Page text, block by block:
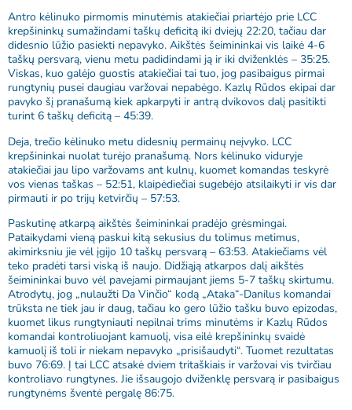
Antro kėlinuko pirmomis minutėmis atakiečiai priartėjo prie LCC
krepšininkų sumažindami taškų deficitą iki dviejų 22:20, tačiau dar
didesnio lūžio pasiekti nepavyko. Aikštės šeimininkai vis laikė 4-6
taškų persvarą, vienu metu padidindami ją ir iki dviženklės – 35:25.
Viskas, kuo galėjo guostis atakiečiai tai tuo, jog pasibaigus pirmai
rungtynių pusei daugiau varžovai nepabėgo. Kazlų Rūdos ekipai dar
pavyko šį pranašumą kiek apkarpyti ir antrą dvikovos dalį pasitikti
turint 6 taškų deficitą – 45:39.
Deja, trečio kėlinuko metu didesnių permainų neįvyko. LCC
krepšininkai nuolat turėjo pranašumą. Nors kėlinuko viduryje
atakiečiai jau lipo varžovams ant kulnų, kuomet komandas teskyrė
vos vienas taškas – 52:51, klaipėdiečiai sugebėjo atsilaikyti ir vis dar
pirmauti ir po trijų ketvirčių – 57:53.
Paskutinę atkarpą aikštės šeimininkai pradėjo grėsmingai.
Pataikydami vieną paskui kitą sekusius du tolimus metimus,
akimirksniu jie vėl įgijo 10 taškų persvarą – 63:53. Atakiečiams vėl
teko pradėti tarsi viską iš naujo. Didžiąją atkarpos dalį aikštės
šeimininkai buvo vėl pavejami pirmaujant jiems 5-7 taškų skirtumu.
Atrodytų, jog „nulaužti Da Vinčio“ kodą „Ataka“-Danilus komandai
trūksta ne tiek jau ir daug, tačiau ko gero lūžio tašku buvo epizodas,
kuomet likus rungtyniauti nepilnai trims minutėms ir Kazlų Rūdos
komandai kontroliuojant kamuolį, visa eilė krepšininkų svaidė
kamuolį iš toli ir niekam nepavyko „prisišaudyti“. Tuomet rezultatas
buvo 76:69. Į tai LCC atsakė dviem tritaškiais ir varžovai vis tvirčiau
kontroliavo rungtynes. Jie išsaugojo dviženklę persvarą ir pasibaigus
rungtynėms šventė pergalę 86:75.